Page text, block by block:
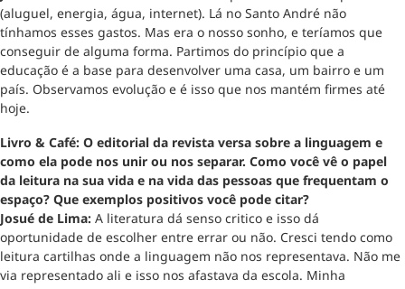
(aluguel, energia, água, internet). Lá no Santo André não
tínhamos esses gastos. Mas era o nosso sonho, e teríamos que
conseguir de alguma forma. Partimos do princípio que a
educação é a base para desenvolver uma casa, um bairro e um
país. Observamos evolução e é isso que nos mantém firmes até
hoje.
Livro & Café: O editorial da revista versa sobre a linguagem e
como ela pode nos unir ou nos separar. Como você vê o papel
da leitura na sua vida e na vida das pessoas que frequentam o
espaço? Que exemplos positivos você pode citar?
Josué de Lima: A literatura dá senso critico e isso dá
oportunidade de escolher entre errar ou não. Cresci tendo como
leitura cartilhas onde a linguagem não nos representava. Não me
via representado ali e isso nos afastava da escola. Minha